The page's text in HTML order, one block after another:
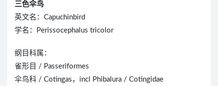
三色伞鸟
英文名：Capuchinbird
学名：Perissocephalus tricolor
纲目科属：
雀形目 / Passeriformes
伞鸟科 / Cotingas，incl Phibalura / Cotingidae